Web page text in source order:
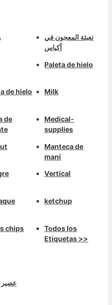
de hielo
de
chips
عصير
تعبئة المعجون في
أكياس
Paleta de hielo
Milk
Medical-
supplies
Manteca de
maní
Vertical
ketchup
Todos los
Etiquetas >>